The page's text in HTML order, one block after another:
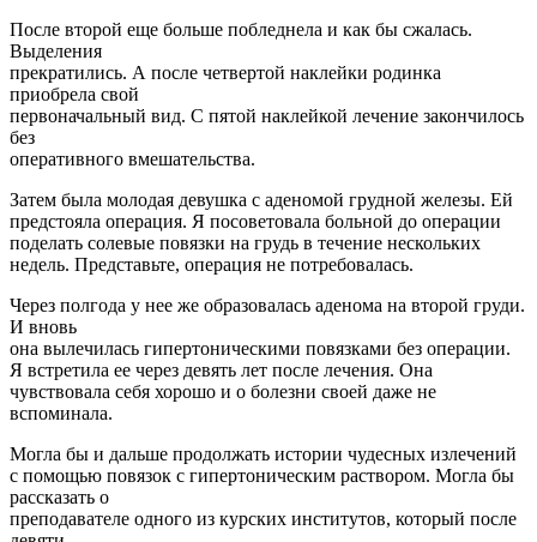
После второй еще больше побледнела и как бы сжалась.
Выделения
прекратились. А после четвертой наклейки родинка
приобрела свой
первоначальный вид. С пятой наклейкой лечение закончилось
без
оперативного вмешательства.
Затем была молодая девушка с аденомой грудной железы. Ей
предстояла операция. Я посоветовала больной до операции
поделать солевые повязки на грудь в течение нескольких
недель. Представьте, операция не потребовалась.
Через полгода у нее же образовалась аденома на второй груди.
И вновь
она вылечилась гипертоническими повязками без операции.
Я встретила ее через девять лет после лечения. Она
чувствовала себя хорошо и о болезни своей даже не
вспоминала.
Могла бы и дальше продолжать истории чудесных излечений
с помощью повязок с гипертоническим раствором. Могла бы
рассказать о
преподавателе одного из курских институтов, который после